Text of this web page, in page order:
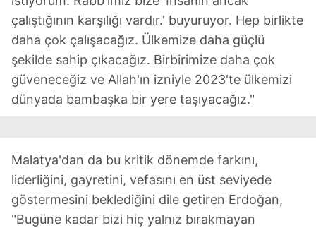
çalıştığının karşılığı vardır.' buyuruyor. Hep birlikte
daha çok çalışacağız. Ülkemize daha güçlü
şekilde sahip çıkacağız. Birbirimize daha çok
güveneceğiz ve Allah'ın izniyle 2023'te ülkemizi
dünyada bambaşka bir yere taşıyacağız."
Malatya'dan da bu kritik dönemde farkını,
liderliğini, gayretini, vefasını en üst seviyede
göstermesini beklediğini dile getiren Erdoğan,
"Bugüne kadar bizi hiç yalnız bırakmayan